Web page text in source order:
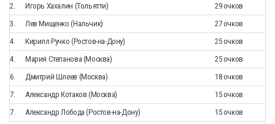
2.
Игорь Хахалин (Тольятти) 29очков
3.
Лев Мищенко (Нальчик) 27очков
4.
Кирилл Ручко (Ростов-на-Дону)
25 очков
4.
Мария Степанова (Москва)
25 очков
6.
Дмитрий Шлеев (Москва)
18 очков
7.
Александр Котаков (Москва)
15 очков
7.
Александр Лобода (Ростов-на-Дону)
15 очков